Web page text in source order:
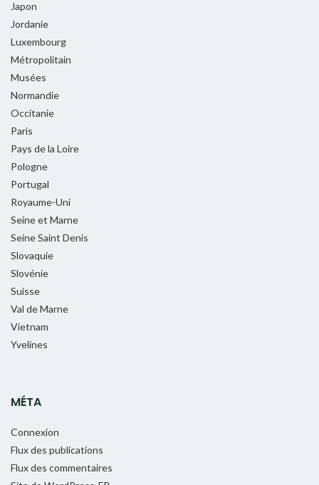
Japon
Jordanie
Luxembourg
Métropolitain
Musées
Normandie
Occitanie
Paris
Pays de la Loire
Pologne
Portugal
Royaume-Uni
Seine et Marne
Seine Saint Denis
Slovaquie
Slovénie
Suisse
Val de Marne
Vietnam
Yvelines
MÉTA
Connexion
Flux des publications
Flux des commentaires